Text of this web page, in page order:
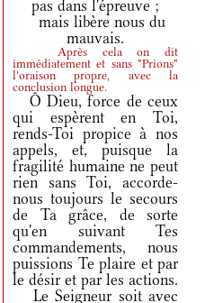
pas dans l'épreuve ;
mais libère nous du
mauvais.
Après cela on dit
immédiatement et sans "Prions"
l'oraison propre, avec la
conclusion longue.
Ô Dieu, force de ceux
qui espèrent en Toi,
rends-Toi propice à nos
appels, et, puisque la
fragilité humaine ne peut
rien sans Toi, accorde-
nous toujours le secours
de Ta grâce, de sorte
qu'en suivant Tes
commandements, nous
puissions Te plaire et par
le désir et par les actions.
Le Seigneur soit avec